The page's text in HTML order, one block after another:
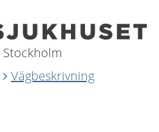
Stockholm
Vägbeskrivning